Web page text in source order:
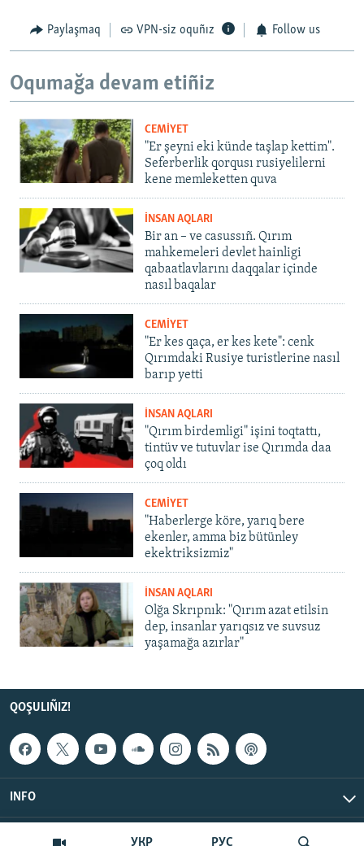
УКР РУС
Paylaşmaq VPN-siz oquñız Follow us
Oqumağa devam etiñiz
CEMİYET
"Er şeyni eki künde taşlap kettim".
Seferberlik qorqusı rusiyelilerni
kene memleketten quva
İNSAN AQLARI
Bir an – ve casussıñ. Qırım
mahkemeleri devlet hainligi
qabaatlavlarını daqqalar içinde
nasıl baqalar
CEMİYET
"Er kes qaça, er kes kete": cenk
Qırımdaki Rusiye turistlerine nasıl
barıp yetti
İNSAN AQLARI
"Qırım birdemligi" işini toqtattı,
tintüv ve tutuvlar ise Qırımda daa
çoq oldı
CEMİYET
"Haberlerge köre, yarıq bere
ekenler, amma biz bütünley
ekektriksizmiz"
İNSAN AQLARI
Olğa Skrıpnık: "Qırım azat etilsin
dep, insanlar yarıqsız ve suvsuz
yaşamağa azırlar"
QOŞULIÑIZ!
INFO
© Qırım.Aqiqat, 2026 | All Rights Reserved.